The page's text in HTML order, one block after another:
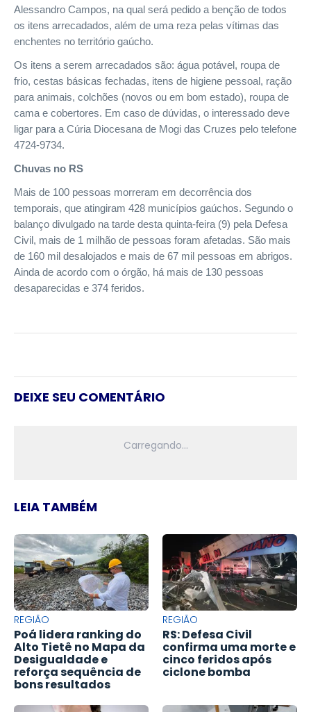
Alessandro Campos, na qual será pedido a benção de todos
os itens arrecadados, além de uma reza pelas vítimas das
enchentes no território gaúcho.
Os itens a serem arrecadados são: água potável, roupa de
frio, cestas básicas fechadas, itens de higiene pessoal, ração
para animais, colchões (novos ou em bom estado), roupa de
cama e cobertores. Em caso de dúvidas, o interessado deve
ligar para a Cúria Diocesana de Mogi das Cruzes pelo telefone
4724-9734.
Chuvas no RS
Mais de 100 pessoas morreram em decorrência dos
temporais, que atingiram 428 municípios gaúchos. Segundo o
balanço divulgado na tarde desta quinta-feira (9) pela Defesa
Civil, mais de 1 milhão de pessoas foram afetadas. São mais
de 160 mil desalojados e mais de 67 mil pessoas em abrigos.
Ainda de acordo com o órgão, há mais de 130 pessoas
desaparecidas e 374 feridos.
DEIXE SEU COMENTÁRIO
LEIA TAMBÉM
REGIÃO
Poá lidera ranking do
Alto Tietê no Mapa da
Desigualdade e
reforça sequência de
bons resultados
REGIÃO
RS: Defesa Civil
confirma uma morte e
cinco feridos após
ciclone bomba